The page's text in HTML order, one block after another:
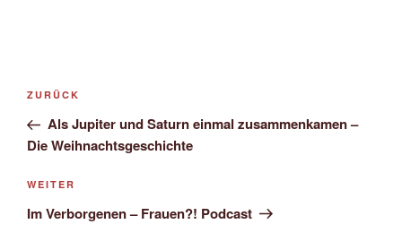
Beitragsnavigation
Vorheriger
Beitrag
ZURÜCK
Als Jupiter und Saturn einmal zusammenkamen –
Die Weihnachtsgeschichte
Nächster
Beitrag
WEITER
Im Verborgenen – Frauen?! Podcast